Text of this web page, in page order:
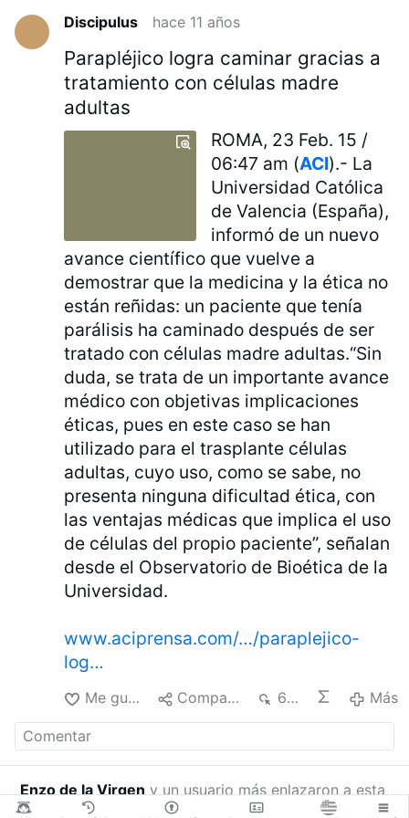
Discipulus hace 11 años
Parapléjico logra caminar gracias a
tratamiento con células madre
adultas
ROMA, 23 Feb. 15 /
06:47 am (ACI).- La
Universidad Católica
de Valencia (España),
informó de un nuevo
avance científico que vuelve a
demostrar que la medicina y la ética no
están reñidas: un paciente que tenía
parálisis ha caminado después de ser
tratado con células madre adultas.“Sin
duda, se trata de un importante avance
médico con objetivas implicaciones
éticas, pues en este caso se han
utilizado para el trasplante células
adultas, cuyo uso, como se sabe, no
presenta ninguna dificultad ética, con
las ventajas médicas que implica el uso
de células del propio paciente”, señalan
desde el Observatorio de Bioética de la
Universidad.
www.aciprensa.com/…/paraplejico-
log…
Me gusta Compartir 668 Más
Enzo de la Virgeny un usuario más enlazaron a esta
publicación